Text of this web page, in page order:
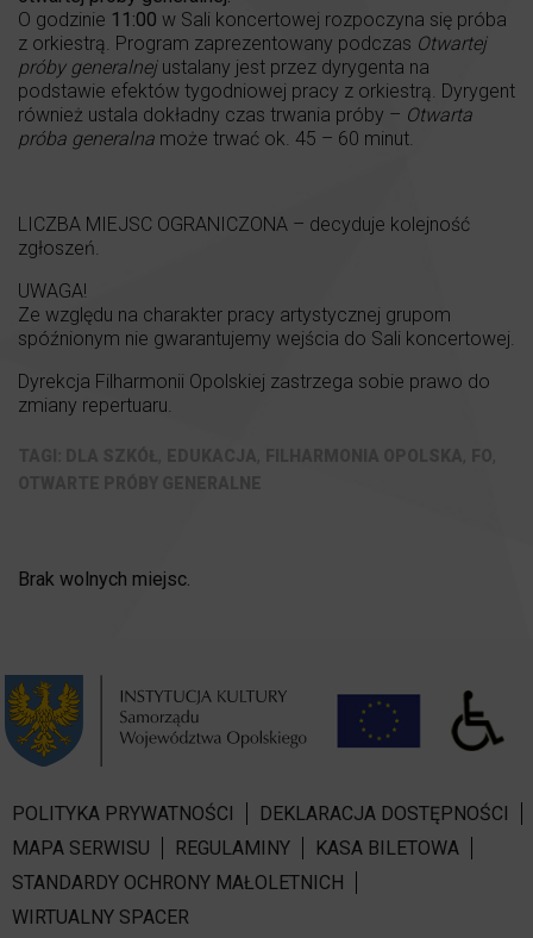
O godzinie 11:00 w Sali koncertowej rozpoczyna się próba
z orkiestrą. Program zaprezentowany podczas Otwartej
próby generalnejustalany jest przez dyrygenta na
podstawie efektów tygodniowej pracy z orkiestrą. Dyrygent
również ustala dokładny czas trwania próby – Otwarta
próba generalna może trwać ok. 45 – 60 minut.
LICZBA MIEJSC OGRANICZONA – decyduje kolejność
zgłoszeń.
UWAGA!
Ze względu na charakter pracy artystycznej grupom
spóźnionym nie gwarantujemy wejścia do Sali koncertowej.
Dyrekcja Filharmonii Opolskiej zastrzega sobie prawo do
zmiany repertuaru.
Brak wolnych miejsc.
POLITYKA PRYWATNOŚCI
DEKLARACJA DOSTĘPNOŚCI
MAPA SERWISU
REGULAMINY
KASA BILETOWA
STANDARDY OCHRONY MAŁOLETNICH
WIRTUALNY SPACER